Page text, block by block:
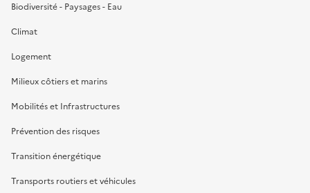
Biodiversité - Paysages - Eau
Climat
Logement
Milieux côtiers et marins
Mobilités et Infrastructures
Prévention des risques
Transition énergétique
Transports routiers et véhicules